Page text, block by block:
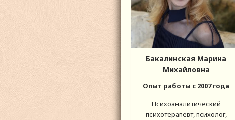
Бакалинская Марина
Михайловна
Опыт работы с 2007 года
Психоаналитический
психотерапевт, психолог,